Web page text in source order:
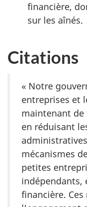
financière,
sur les aînés.
Citations
« Notre
entreprises et
maintenant de
en réduisant
mécanismes
petites
financière.